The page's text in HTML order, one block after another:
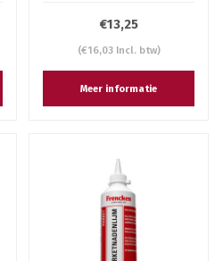
€13,25
(€16,03 Incl. btw)
Meer informatie